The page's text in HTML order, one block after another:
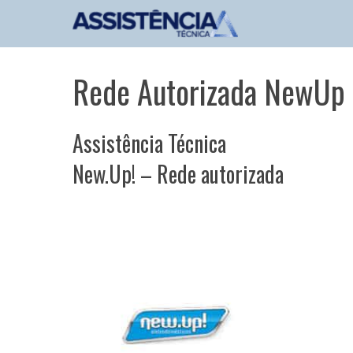
Rede Autorizada NewUp
Assistência Técnica
New.Up! – Rede autorizada